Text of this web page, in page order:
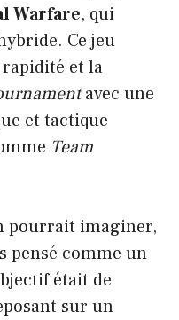
Warfare, qui
Ce jeu
et la
avec une
et tactique
Team
pourrait imaginer,
pensé comme un
était de
sur un